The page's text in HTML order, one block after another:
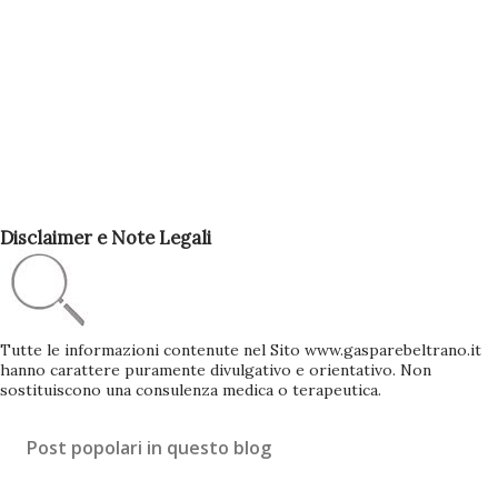
Disclaimer e Note Legali
Tutte le informazioni contenute nel Sito www.gasparebeltrano.it
hanno carattere puramente divulgativo e orientativo. Non
sostituiscono una consulenza medica o terapeutica.
Post popolari in questo blog